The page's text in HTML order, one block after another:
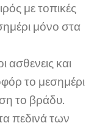
με τοπικές
μόνο στα
ασθενεις και
το μεσημέρι
το βράδυ.
πεδινά των